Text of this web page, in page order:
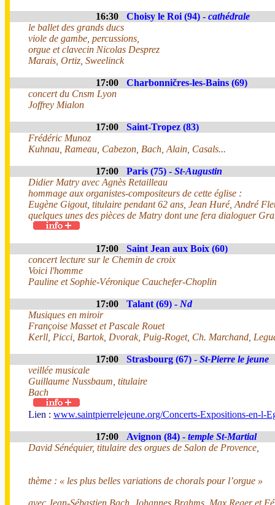
16:30 Choisy le Roi (94) - cathédrale
le ballet des grands ducs
viole de gambe, percussions,
orgue et clavecin Nicolas Desprez
Marais, Ortiz, Sweelinck
17:00
Charbonničres-les-Bains (69)
concert du Cnsm Lyon
Joffrey Mialon
17:00
Saint-Tropez (83)
Frédéric Munoz
Kuhnau, Rameau, Cabezon, Bach, Alain, Casals...
17:00 Paris (75) - St-Augustin
Didier Matry avec Agnès Retailleau
hommage aux organistes-compositeurs de cette église :
Eugène Gigout, titulaire pendant 62 ans, Jean Huré, André
quelques unes des pièces de Matry dont une fera dialoguer
17:00
Saint Jean aux Boix (60)
concert lecture sur le Chemin de croix
Voici l'homme
Pauline et Sophie-Véronique Cauchefer-Choplin
17:00 Talant (69) - Nd
Musiques en miroir
Françoise Masset et Pascale Rouet
Kerll, Picci, Bartok, Dvorak, Puig-Roget, Ch. Marchand,
17:00 Strasbourg (67) - St-Pierre le jeune
veillée musicale
Guillaume Nussbaum, titulaire
Bach
Lien : www.saintpierrelejeune.org/Concerts-Expositions-en-l-
17:00 Avignon (84) - temple St-Martial
David Sénéquier, titulaire des orgues de Salon de Provence,
thème : « les plus belles variations de chorals pour l’orgue »
avec Jean-Sébastien Bach, Johannes Brahms, Max Reger et